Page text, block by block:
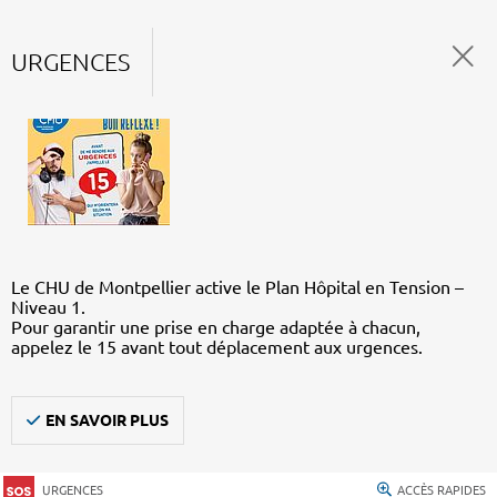
URGENCES
Le CHU de Montpellier active le Plan Hôpital en Tension –
Niveau 1.
Pour garantir une prise en charge adaptée à chacun,
appelez le 15 avant tout déplacement aux urgences.
EN SAVOIR PLUS
URGENCES ACCÈS RAPIDES